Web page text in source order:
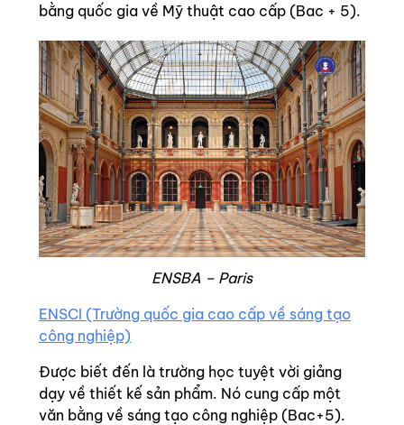
bằng quốc gia về Mỹ thuật cao cấp (Bac + 5).
ENSBA – Paris
ENSCI (Trường quốc gia cao cấp về sáng tạo
công nghiệp)
Được biết đến là trường học tuyệt vời giảng
dạy về thiết kế sản phẩm. Nó cung cấp một
văn bằng về sáng tạo công nghiệp (Bac+5).